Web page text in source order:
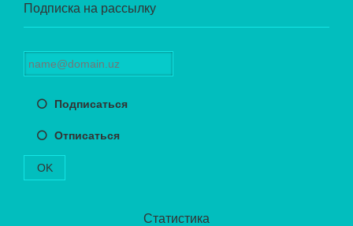
Подписка на рассылку
Подписаться
Отписаться
OK
Статистика